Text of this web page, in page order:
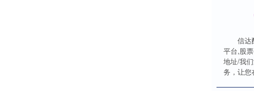
信达
平台,股
地址/我
务，让您